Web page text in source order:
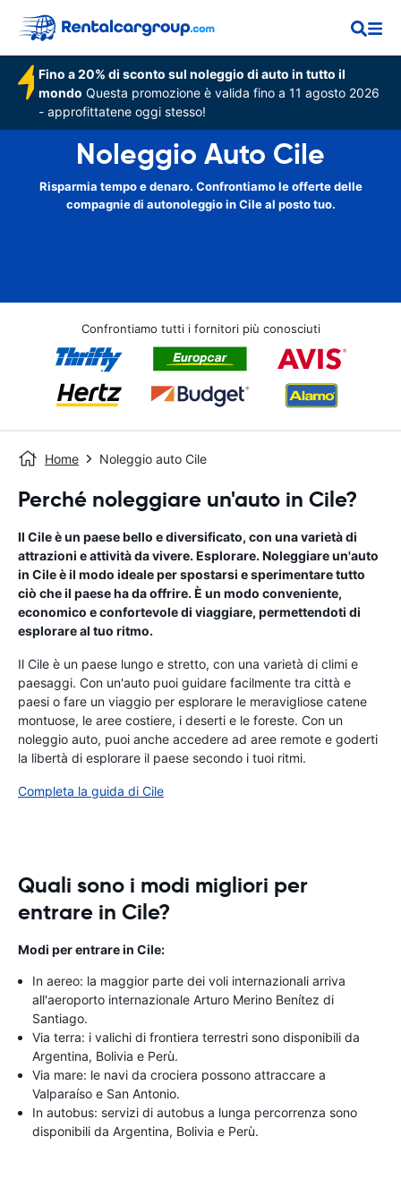
Fino a 20% di sconto sul noleggio di auto in tutto il
mondo Questa promozione è valida fino a 11 agosto 2026
- approfittatene oggi stesso!
Noleggio Auto Cile
Risparmia tempo e denaro. Confrontiamo le offerte delle
compagnie di autonoleggio in Cile al posto tuo.
Confrontiamo tutti i fornitori più conosciuti
Home Noleggio auto Cile
Perché noleggiare un'auto in Cile?
Il Cile è un paese bello e diversificato, con una varietà di
attrazioni e attività da vivere. Esplorare. Noleggiare un'auto
in Cile è il modo ideale per spostarsi e sperimentare tutto
ciò che il paese ha da offrire. È un modo conveniente,
economico e confortevole di viaggiare, permettendoti di
esplorare al tuo ritmo.
Il Cile è un paese lungo e stretto, con una varietà di climi e
paesaggi. Con un'auto puoi guidare facilmente tra città e
paesi o fare un viaggio per esplorare le meravigliose catene
montuose, le aree costiere, i deserti e le foreste. Con un
noleggio auto, puoi anche accedere ad aree remote e goderti
la libertà di esplorare il paese secondo i tuoi ritmi.
Completa la guida di Cile
Quali sono i modi migliori per
entrare in Cile?
Modi per entrare in Cile:
In aereo: la maggior parte dei voli internazionali arriva
all'aeroporto internazionale Arturo Merino Benítez di
Santiago.
Via terra: i valichi di frontiera terrestri sono disponibili da
Argentina, Bolivia e Perù.
Via mare: le navi da crociera possono attraccare a
Valparaíso e San Antonio.
In autobus: servizi di autobus a lunga percorrenza sono
disponibili da Argentina, Bolivia e Perù.